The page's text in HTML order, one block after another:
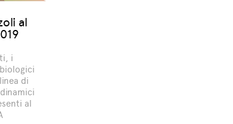
al
i
di
al